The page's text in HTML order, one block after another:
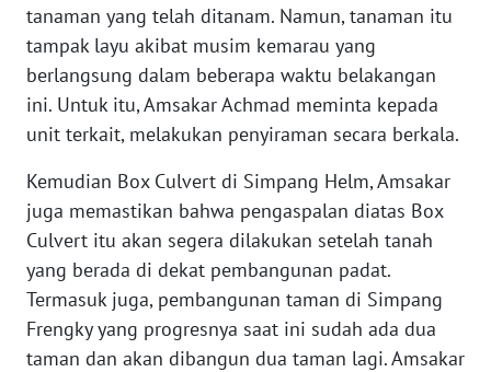
tanaman yang telah ditanam. Namun, tanaman itu
tampak layu akibat musim kemarau yang
berlangsung dalam beberapa waktu belakangan
ini. Untuk itu, Amsakar Achmad meminta kepada
unit terkait, melakukan penyiraman secara berkala.
Kemudian Box Culvert di Simpang Helm, Amsakar
juga memastikan bahwa pengaspalan diatas Box
Culvert itu akan segera dilakukan setelah tanah
yang berada di dekat pembangunan padat.
Termasuk juga, pembangunan taman di Simpang
Frengky yang progresnya saat ini sudah ada dua
taman dan akan dibangun dua taman lagi. Amsakar
RIAU
WN
SERAMBI
JAMBI
WN
NTB